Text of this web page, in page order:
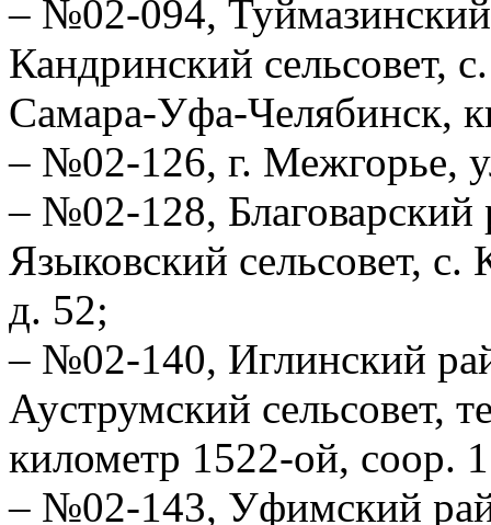
– №02-094, Туймазинский
Кандринский сельсовет,
Самара-Уфа-Челябинск,
– №02-126, г. Межгорье,
– №02-128, Благоварский
Языковский сельсовет,
д. 52;
– №02-140, Иглинский
Ауструмский сельсовет,
километр 1522-ой, соор.
– №02-143, Уфимский